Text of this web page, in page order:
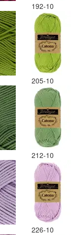
192-10
205-10
212-10
226-10